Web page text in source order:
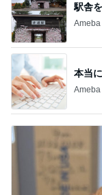
駅舎
Ameba
本当
Ameba